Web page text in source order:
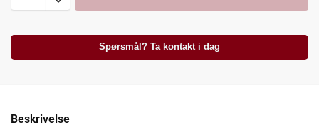
Spørsmål? Ta kontakt i dag
Beskrivelse